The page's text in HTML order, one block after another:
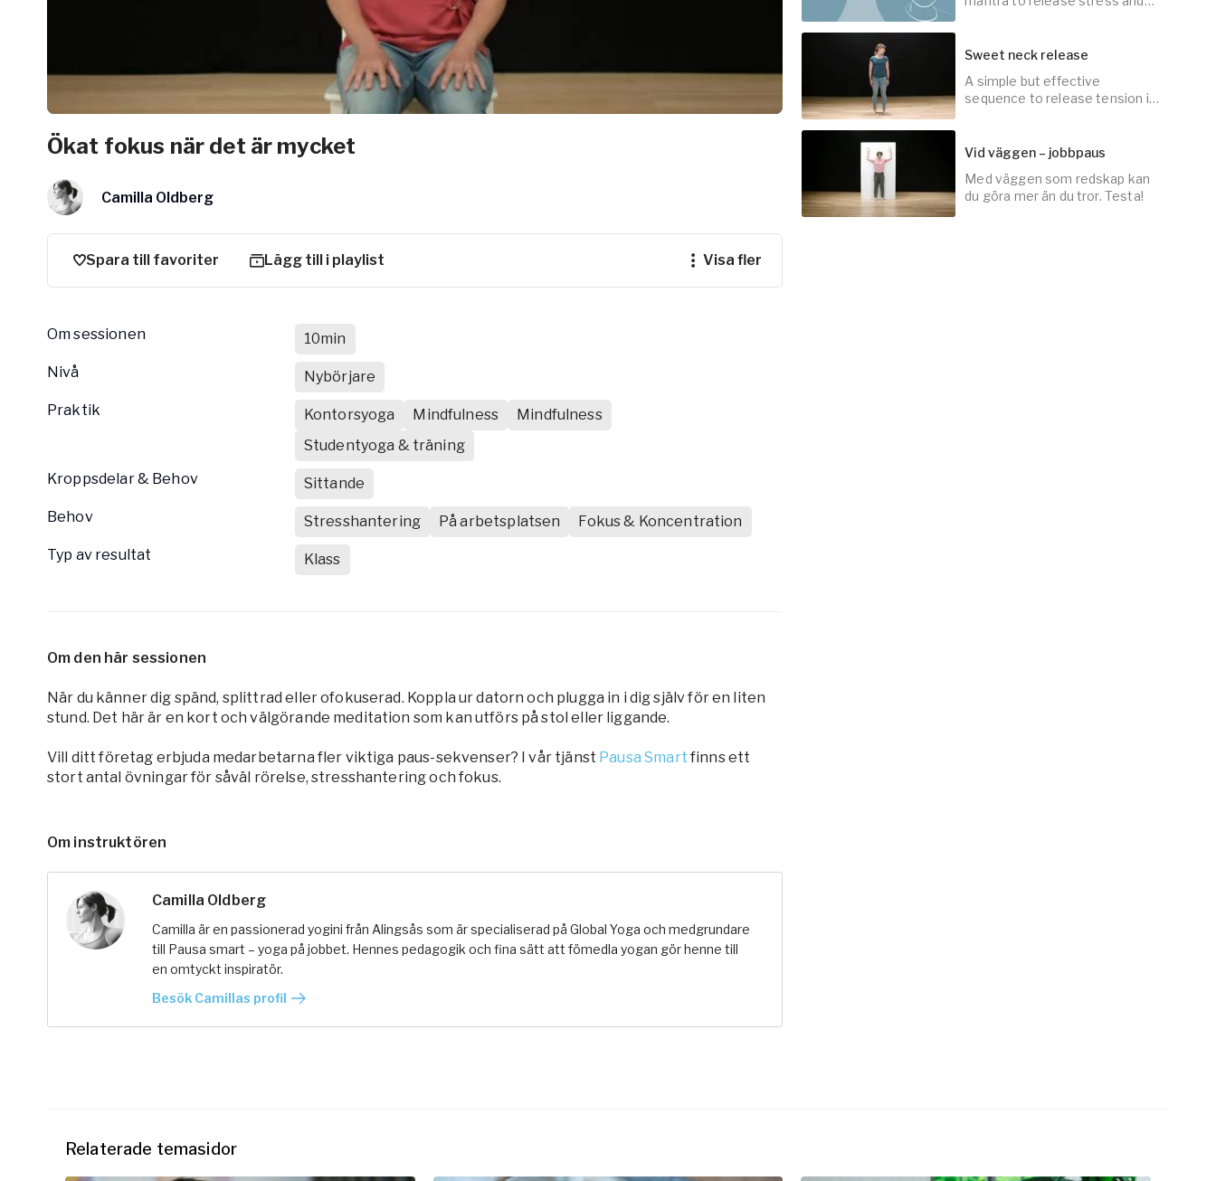
Arbetsgivare
Pausa Smart
Yogobe för yogalärare
Hotell & Konferens
Ökat fokus när det är mycket
Camilla Oldberg
Spara till favoriter Lägg till i playlist visa fler
Om sessionen
10min
nivå
Nybörjare
Praktik
Kontorsyoga Mindfulness
Mindfulness
Studentyoga & träning
Kroppsdelar & Behov
Sittande
Behov
Stresshantering På arbetsplatsen
Fokus & Koncentration
Typ av resultat
Klass
Om den här sessionen
När du känner dig spänd, splittrad eller ofokuserad. Koppla ur datorn och plugga in i dig själv för en liten
stund. Det här är en kort och välgörande meditation som kan utförs på stol eller liggande.
Vill ditt företag erbjuda medarbetarna fler viktiga paus-sekvenser? I vår tjänst Pausa Smart finns ett
stort antal övningar för såväl rörelse, stresshantering och fokus.
Om instruktören
Camilla Oldberg
Camilla är en passionerad yogini från Alingsås som är specialiserad på Global Yoga och medgrundare
till Pausa smart – yoga på jobbet. Hennes pedagogik och fina sätt att fömedla yogan gör henne till
en omtyckt inspiratör.
Besök Camillas profil
3min
5min
Sweet neck release
A simple but effective
sequence to release tension in
Vid väggen – jobbpaus
Med väggen som redskap kan
du göra mer än du tror. Testa!
Relaterade temasidor